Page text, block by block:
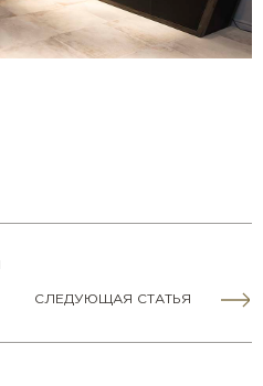
СЛЕДУЮЩАЯ СТАТЬЯ